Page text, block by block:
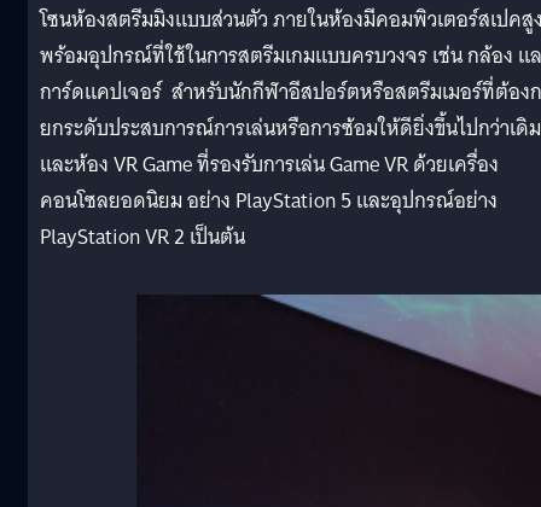
โซนห้องสตรีมมิงแบบส่วนตัว ภายในห้องมีคอมพิวเตอร์สเปคสู
พร้อมอุปกรณ์ที่ใช้ในการสตรีมเกมแบบครบวงจร เช่น กล้อง แ
การ์ดแคปเจอร์ สำหรับนักกีฬาอีสปอร์ตหรือสตรีมเมอร์ที่ต้อง
ยกระดับประสบการณ์การเล่นหรือการซ้อมให้ดียิ่งขึ้นไปกว่าเดิม
และห้อง VR Game ที่รองรับการเล่น Game VR ด้วยเครื่อง
คอนโซลยอดนิยม อย่าง PlayStation 5 และอุปกรณ์อย่าง
PlayStation VR 2 เป็นต้น